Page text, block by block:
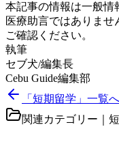
本記事の情報は一般情
医療助言ではありま
ご確認ください。
執筆
セブ犬/編集長
Cebu Guide編集部
「短期留学」一覧
関連カテゴリー｜